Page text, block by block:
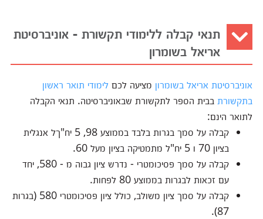
תנאי קבלה ללימודי תקשורת - אוניברסיטת
אריאל בשומרון
אוניברסיטת אריאל בשומרון מציעה לכם לימודי תואר ראשון
בתקשורתבבית הספר לתקשורת שבאוניברסיטה. תנאי הקבלה
לתואר הינם:
קבלה על סמך בגרות בלבד בממוצע 98, 5 יח"ךל אנגלית
בציון 70 ו 5 יח"ל מתמטיקה בציון מעל 60.
קבלה על סמך פסיכומטרי - נדרש ציון גבוה מ - 580, יחד
עם זכאות לבגרות בממוצע 80 לפחות.
קבלה על סמך ציון משולב, כולל ציון פסיכומטרי 580 (בגרות
87).